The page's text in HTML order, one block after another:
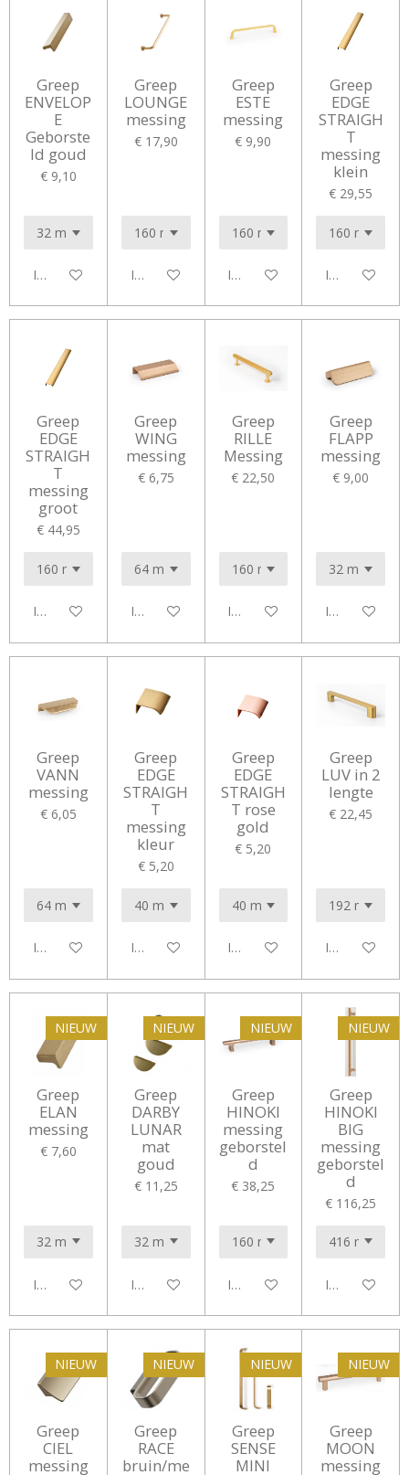
Greep
ENVELOP
E
Geborste
ld goud
€ 9,10
In winkelwagen
Greep
LOUNGE
messing
€ 17,90
In winkelwagen
Greep
ESTE
messing
€ 9,90
In winkelwagen
Greep
EDGE
STRAIGH
T
messing
klein
€ 29,55
In
Greep
EDGE
STRAIGH
T
messing
groot
€ 44,95
In winkelwagen
Greep
WING
messing
€ 6,75
In winkelwagen
Greep
RILLE
Messing
€ 22,50
In winkelwagen
Greep
FLAPP
messing
€ 9,00
In
Greep
VANN
messing
€ 6,05
In winkelwagen
Greep
EDGE
STRAIGH
T
messing
kleur
€ 5,20
In winkelwagen
Greep
EDGE
STRAIGH
T rose
gold
€ 5,20
In winkelwagen
Greep
LUV in 2
lengte
€ 22,45
In
NIEUW
Greep
ELAN
messing
€ 7,60
In winkelwagen
NIEUW
Greep
DARBY
LUNAR
mat
goud
€ 11,25
In winkelwagen
NIEUW
Greep
HINOKI
messing
geborstel
d
€ 38,25
In winkelwagen
NIEUW
Greep
HINOKI
BIG
messing
geborstel
d
€ 116,25
In
NIEUW
Greep
CIEL
messing
NIEUW
Greep
RACE
bruin/me
NIEUW
Greep
SENSE
MINI
NIEUW
Greep
MOON
messing